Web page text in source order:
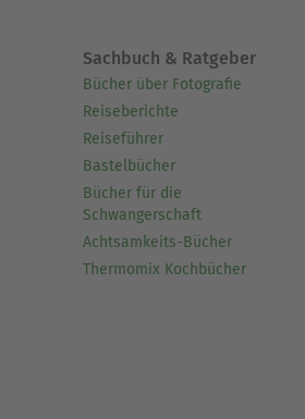
Sachbuch & Ratgeber
Bücher über Fotografie
Reiseberichte
Reiseführer
Bastelbücher
Bücher für die
Schwangerschaft
Achtsamkeits-Bücher
Thermomix Kochbücher